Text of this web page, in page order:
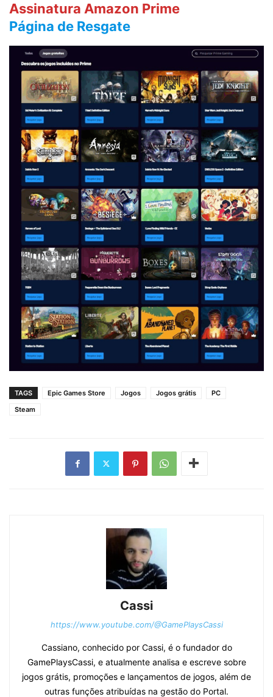
Assinatura Amazon Prime
Página de Resgate
TAGS Epic Games Store Jogos Jogos grátis
PC
Steam
Cassi
https://www.youtube.com/@GamePlaysCassi
Cassiano, conhecido por Cassi, é o fundador do
GamePlaysCassi, e atualmente analisa e escreve sobre
jogos grátis, promoções e lançamentos de jogos, além de
outras funções atribuídas na gestão do Portal.